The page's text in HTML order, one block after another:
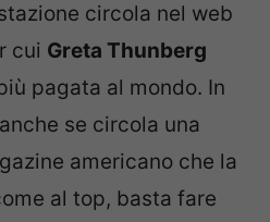
circola nel web
cui Greta Thunberg
pagata al mondo. In
se circola una
americano che la
al top, basta fare